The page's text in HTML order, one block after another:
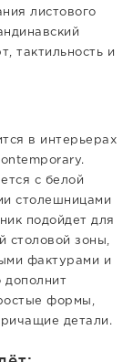
листового
тактильность и
в интерьерах
с белой
столешницами
подойдет для
столовой зоны,
фактурами и
дополнит
формы,
детали.